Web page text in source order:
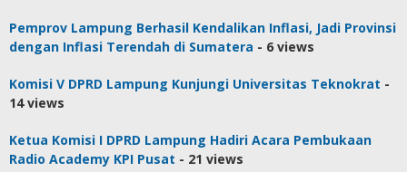
Pemprov Lampung Berhasil Kendalikan Inflasi, Jadi Provinsi
dengan Inflasi Terendah di Sumatera - 6 views
Komisi V DPRD Lampung Kunjungi Universitas Teknokrat -
14 views
Ketua Komisi I DPRD Lampung Hadiri Acara Pembukaan
Radio Academy KPI Pusat - 21 views